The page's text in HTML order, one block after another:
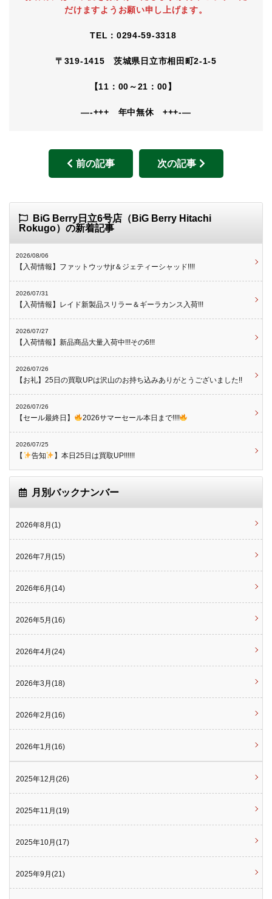
だけますようお願い申し上げます。
TEL：0294-59-3318
〒319-1415 茨城県日立市相田町2-1-5
【11：00～21：00】
—-+++ 年中無休 +++-—
前の記事 次の記事
BiG Berry日立6号店（BiG Berry Hitachi
Rokugo）の新着記事
2026/08/06
【入荷情報】ファットウッサjr＆ジェティーシャッド!!!!
2026/07/31
【入荷情報】レイド新製品スリラー＆ギーラカンス入荷!!!
2026/07/27
【入荷情報】新品商品大量入荷中!!!その6!!!
2026/07/26
【お礼】25日の買取UPは沢山のお持ち込みありがとうございました!!
2026/07/26
【セール最終日】 2026サマーセール本日まで!!!!
2026/07/25
【 告知 】本日25日は買取UP!!!!!!
月別バックナンバー
2026年8月(1)
2026年7月(15)
2026年6月(14)
2026年5月(16)
2026年4月(24)
2026年3月(18)
2026年2月(16)
2026年1月(16)
2025年12月(26)
2025年11月(19)
2025年10月(17)
2025年9月(21)